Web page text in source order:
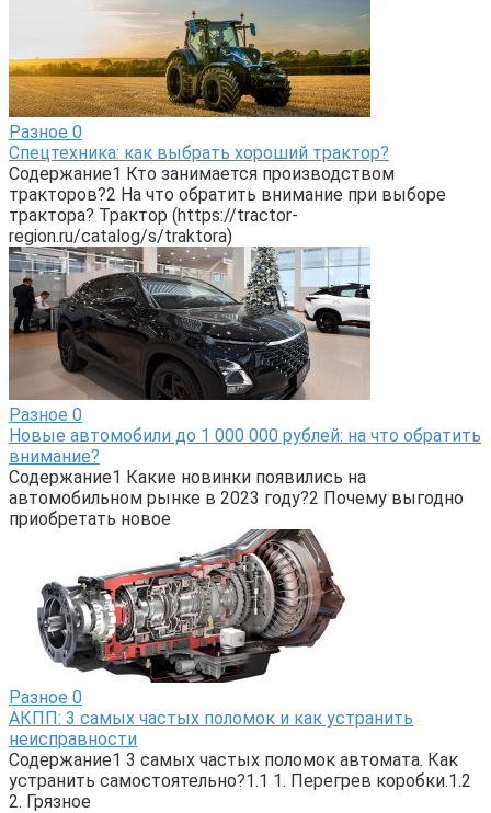
Разное 0
Спецтехника: как выбрать хороший трактор?
Содержание1 Кто занимается производством
тракторов?2 На что обратить внимание при выборе
трактора? Трактор (https://tractor-
region.ru/catalog/s/traktora)
Разное 0
Новые автомобили до 1 000 000 рублей: на что обратить
внимание?
Содержание1 Какие новинки появились на
автомобильном рынке в 2023 году?2 Почему выгодно
приобретать новое
Разное 0
АКПП: 3 самых частых поломок и как устранить
неисправности
Содержание1 3 самых частых поломок автомата. Как
устранить самостоятельно?1.1 1. Перегрев коробки.1.2
2. Грязное